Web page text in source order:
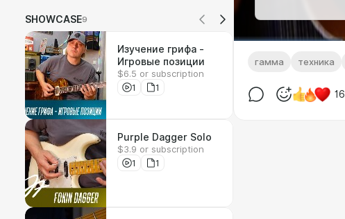
SHOWCASE9
Изучение грифа -
Игровые позиции
$6.5 or subscription
1
1
Purple Dagger Solo
$3.9 or subscription
1
1
гамма техника
16